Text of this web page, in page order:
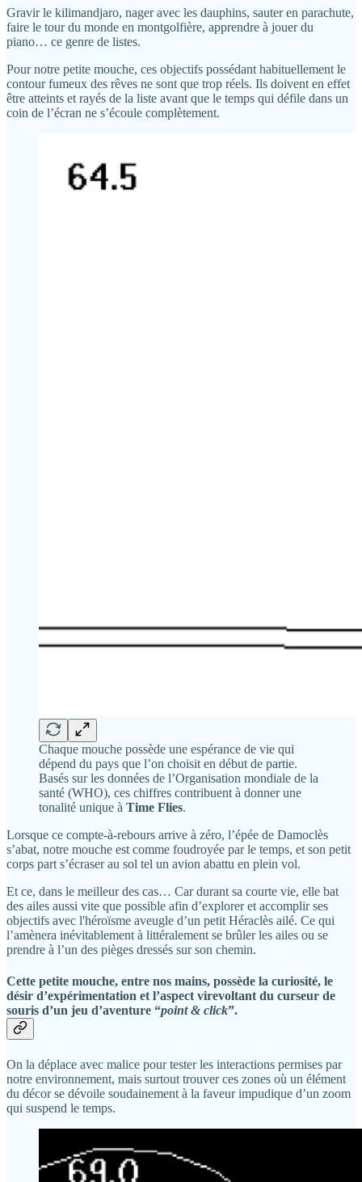
Gravir le kilimandjaro, nager avec les dauphins, sauter en parachute,
faire le tour du monde en montgolfière, apprendre à jouer du
piano… ce genre de listes.
Pour notre petite mouche, ces objectifs possédant habituellement le
contour fumeux des rêves ne sont que trop réels. Ils doivent en effet
être atteints et rayés de la liste avant que le temps qui défile dans un
coin de l’écran ne s’écoule complètement.
Chaque mouche possède une espérance de vie qui
dépend du pays que l’on choisit en début de partie.
Basés sur les données de l’Organisation mondiale de la
santé (WHO), ces chiffres contribuent à donner une
tonalité unique à Time Flies.
Lorsque ce compte-à-rebours arrive à zéro, l’épée de Damoclès
s’abat, notre mouche est comme foudroyée par le temps, et son petit
corps part s’écraser au sol tel un avion abattu en plein vol.
Et ce, dans le meilleur des cas… Car durant sa courte vie, elle bat
des ailes aussi vite que possible afin d’explorer et accomplir ses
objectifs avec l'héroïsme aveugle d’un petit Héraclès ailé. Ce qui
l’amènera inévitablement à littéralement se brûler les ailes ou se
prendre à l’un des pièges dressés sur son chemin.
Cette petite mouche, entre nos mains, possède la curiosité, le
désir d’expérimentation et l’aspect virevoltant du curseur de
souris d’un jeu d’aventure “point & click”.
On la déplace avec malice pour tester les interactions permises par
notre environnement, mais surtout trouver ces zones où un élément
du décor se dévoile soudainement à la faveur impudique d’un zoom
qui suspend le temps.